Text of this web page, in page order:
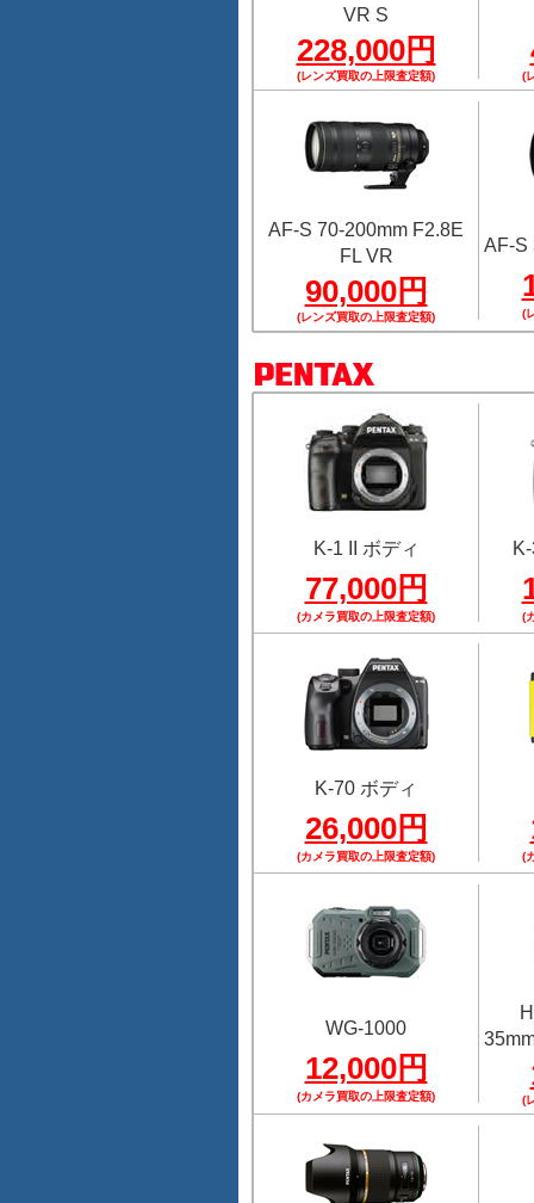
VR S
228,000円
(レンズ買取の上限査定額) (
AF-S 70-200mm F2.8E
FL VR
90,000円
(レンズ買取の上限査定額)
AF-S
(
K-1 II ボディ
77,000円
(カメラ買取の上限査定額) (
K-70 ボディ
26,000円
(カメラ買取の上限査定額) (
WG-1000
12,000円
(カメラ買取の上限査定額) (